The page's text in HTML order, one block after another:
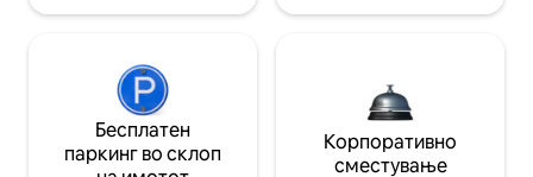
Бесплатен
паркинг во склоп
Корпоративно
сместување